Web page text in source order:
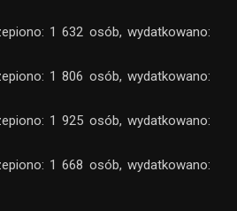
1 632 osób, wydatkowano:
1 806 osób, wydatkowano:
1 925 osób, wydatkowano:
1 668 osób, wydatkowano: